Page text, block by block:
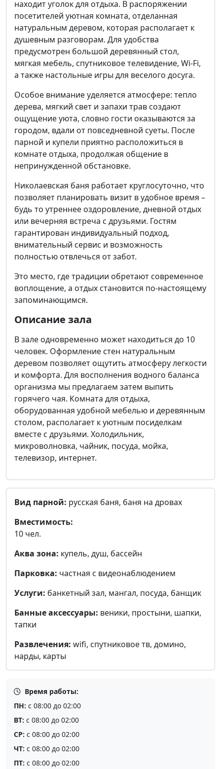
находит уголок для отдыха. В распоряжении
посетителей уютная комната, отделанная
натуральным деревом, которая располагает к
душевным разговорам. Для удобства
предусмотрен большой деревянный стол,
мягкая мебель, спутниковое телевидение, Wi-Fi,
а также настольные игры для веселого досуга.
Особое внимание уделяется атмосфере: тепло
дерева, мягкий свет и запахи трав создают
ощущение уюта, словно гости оказываются за
городом, вдали от повседневной суеты. После
парной и купели приятно расположиться в
комнате отдыха, продолжая общение в
непринужденной обстановке.
Николаевская баня работает круглосуточно, что
позволяет планировать визит в удобное время –
будь то утреннее оздоровление, дневной отдых
или вечерняя встреча с друзьями. Гостям
гарантирован индивидуальный подход,
внимательный сервис и возможность
полностью отвлечься от забот.
Это место, где традиции обретают современное
воплощение, а отдых становится по-настоящему
запоминающимся.
Описание зала
В зале одновременно может находиться до 10
человек. Оформление стен натуральным
деревом позволяет ощутить атмосферу легкости
и комфорта. Для восполнения водного баланса
организма мы предлагаем затем выпить
горячего чая. Комната для отдыха,
оборудованная удобной мебелью и деревянным
столом, располагает к уютным посиделкам
вместе с друзьями. Холодильник,
микроволновка, чайник, посуда, мойка,
телевизор, интернет.
Вид парной: русская баня, баня на дровах
Вместимость:
10 чел.
Аква зона: купель, душ, бассейн
Парковка: частная с видеонаблюдением
Услуги: банкетный зал, мангал, посуда, банщик
Банные аксессуары: веники, простыни, шапки,
тапки
Развлечения: wifi, cпутниковое тв, домино,
нарды, карты
Время работы:
ПН: с 08:00 до 02:00
ВТ: с 08:00 до 02:00
СР: с 08:00 до 02:00
ЧТ: с 08:00 до 02:00
ПТ: с 08:00 до 02:00